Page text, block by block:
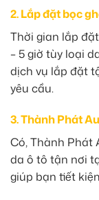
2. Lắp đặt bọc
Thời gian lắp
– 5 giờ tùy loại
dịch vụ lắp đặt
yêu cầu.
3. Thành Phát
Có, Thành Phát
da ô tô tận nơi
giúp bạn tiết